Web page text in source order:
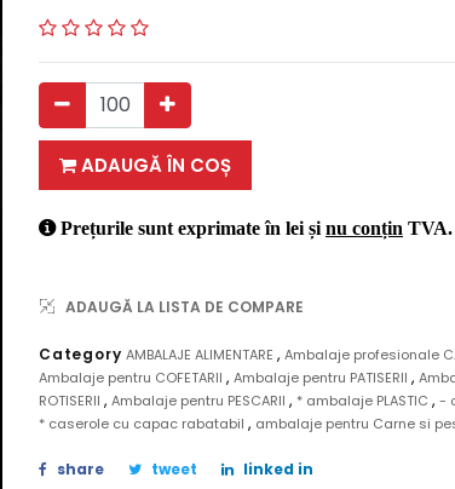
ADAUGĂ ÎN COȘ
Prețurile sunt exprimate în lei și nu conțin TVA.
ADAUGĂ LA LISTA DE COMPARE
CategoryAMBALAJE ALIMENTARE,Ambalaje profesionale
Ambalaje pentru COFETARII , Ambalaje pentru PATISERII ,
ROTISERII , Ambalaje pentru PESCARII , * ambalaje PLASTIC , -
* caserole cu capac rabatabil , ambalaje pentru Carne si
share tweet linked in